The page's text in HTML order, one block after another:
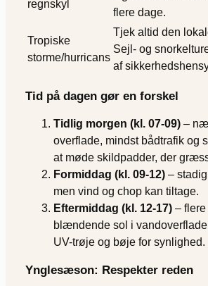
regnskyl
flere dage.
Tropiske
storme/hurricans
Tjek altid den
Sejl- og
af
Tid på dagen gør en forskel
Tidlig morgen (kl. 07-09) –
overflade, mindst bådtrafik og
at møde skildpadder, der
Formiddag (kl. 09-12) –
men vind og chop kan tiltage.
Eftermiddag (kl. 12-17) –
blændende sol i
UV-trøje og bøje for synlighed.
Ynglesæson: Respekter reden